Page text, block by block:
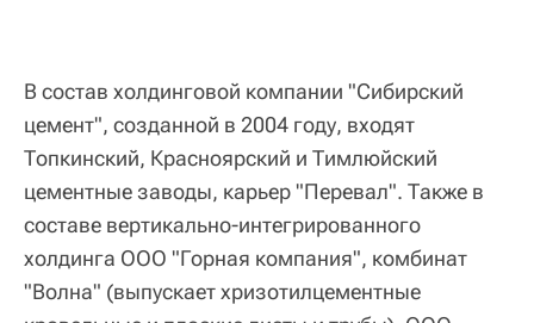
В состав холдинговой компании "Сибирский
цемент", созданной в 2004 году, входят
Топкинский, Красноярский и Тимлюйский
цементные заводы, карьер "Перевал". Также в
составе вертикально-интегрированного
холдинга ООО "Горная компания", комбинат
"Волна" (выпускает хризотилцементные